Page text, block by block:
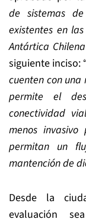
de sistemas
existentes en
Antártica Chilena
siguiente inciso:
cuenten con
permite el
conectividad
menos
permitan un
mantención de
Desde la
evaluación